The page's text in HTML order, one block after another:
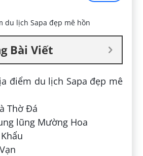
Bài Viết
điểm du lịch Sapa đẹp mê
Thờ Đá
lũng Mường Hoa